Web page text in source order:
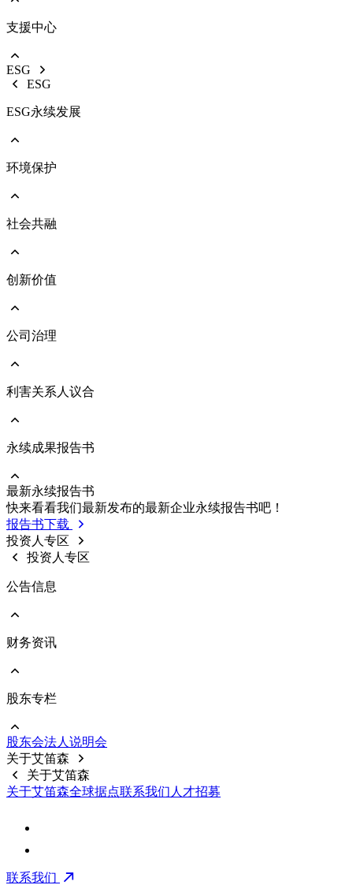
EOL产品停产通知
支援中心
影音中心
ESG
ESG
ESG永续发展
前往 ESG永续发展
响应国际倡议
执行成果亮点
环境保护
前往 环境保护
能源与气体管理
社会共融
前往 社会共融
人权管理
社会与人文关怀
创新价值
前往 创新价值
公司治理
前往 公司治理
董事会
功能性委员会
永续供应链
企业诚信经营
內部稽核
重要规章制度
利害关系人议合
前往 利害关系人议合
利害关系人联络资讯
利害关系人投诉管道
意见回覆
永续成果报告书
前往 永续成果报告书
历年报告书下载
最新永续报告书
快来看看我们最新发布的最新企业永续报告书吧！
报告书下载
投资人专区
投资人专区
公告信息
前往 公告信息
财务资讯
前往 财务资讯
财务报告
公开说明书
股东专栏
前往 股东专栏
股价资料
前十大股东
股东会法⼈说明会
关于艾笛森
关于艾笛森
关于艾笛森全球据点联系我们 人才招募
联系我们